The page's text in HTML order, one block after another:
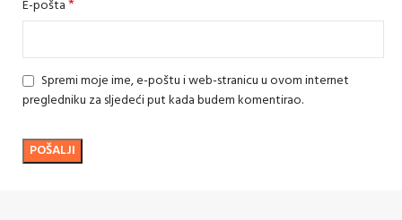
E-pošta*
Spremi moje ime, e-poštu i web-stranicu u ovom internet
pregledniku za sljedeći put kada budem komentirao.